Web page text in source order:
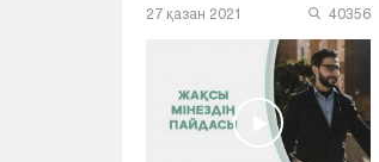
27 қазан 2021 40356